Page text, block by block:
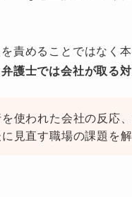
責めることではなく
護士では会社が取る対
使われた会社の反応
見直す職場の課題を解